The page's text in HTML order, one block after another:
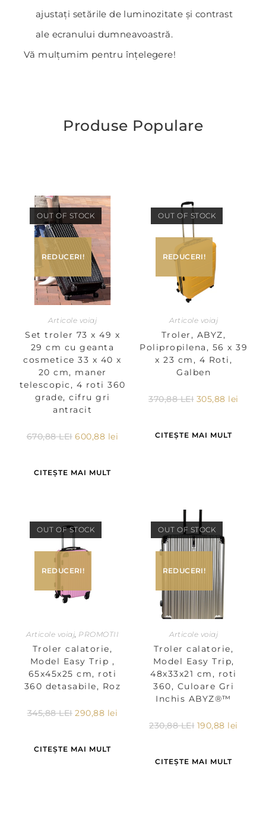
ajustați setările de luminozitate și contrast
ale ecranului dumneavoastră.
Vă mulțumim pentru înțelegere!
Produse Populare
OUT OF STOCK
REDUCERI!
Articole voiaj
Set troler 73 x 49 x
29 cm cu geanta
cosmetice 33 x 40 x
20 cm, maner
telescopic, 4 roti 360
grade, cifru gri
antracit
670,88LEI 600,88 lei
CITEȘTE MAI MULT
OUT OF STOCK
REDUCERI!
Articole voiaj
Troler, ABYZ,
Polipropilena, 56 x 39
x 23 cm, 4 Roti,
Galben
370,88LEI 305,88 lei
CITEȘTE MAI MULT
OUT OF STOCK
REDUCERI!
Articole voiaj PROMOTII
Troler calatorie,
Model Easy Trip ,
65x45x25 cm, roti
360 detasabile, Roz
345,88LEI 290,88 lei
CITEȘTE MAI MULT
OUT OF STOCK
REDUCERI!
Articole voiaj
Troler calatorie,
Model Easy Trip,
48x33x21 cm, roti
360, Culoare Gri
Inchis ABYZ®™
230,88LEI 190,88 lei
CITEȘTE MAI MULT